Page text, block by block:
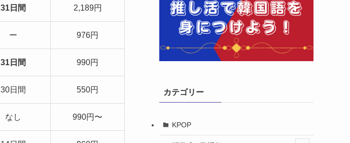
31日間 2,189円
ー 976円
31日間 990円
30日間 550円
なし 990円〜
カテゴリー
KPOP